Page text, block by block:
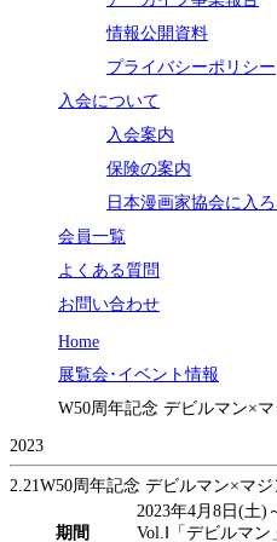
情報公開資料
プライバシーポリシー
入会について
入会案内
保険の案内
日本漫画家協会に入ろ
会員一覧
よくある質問
お問い合わせ
Home
展覧会･イベント情報
W50周年記念 デビルマン×
2023
2.21 W50周年記念 デビルマン×マ
期間
2023年4月8日(土)
Vol.Ⅰ「デビルマ